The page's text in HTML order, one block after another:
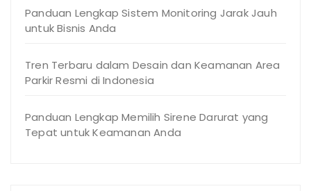
Panduan Lengkap Sistem Monitoring Jarak Jauh
untuk Bisnis Anda
Tren Terbaru dalam Desain dan Keamanan Area
Parkir Resmi di Indonesia
Panduan Lengkap Memilih Sirene Darurat yang
Tepat untuk Keamanan Anda